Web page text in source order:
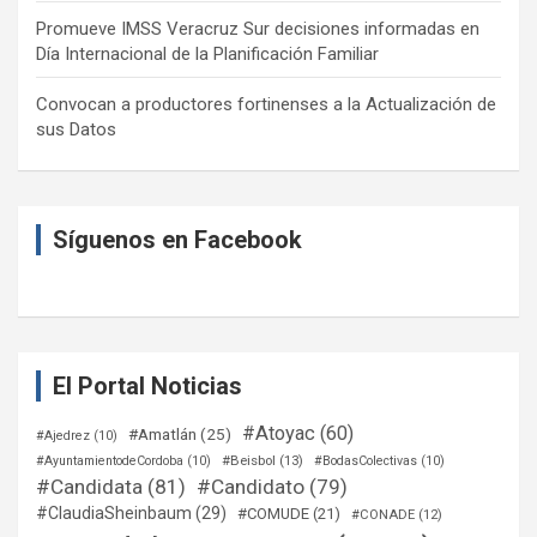
Promueve IMSS Veracruz Sur decisiones informadas en
Día Internacional de la Planificación Familiar
Convocan a productores fortinenses a la Actualización de
sus Datos
Síguenos en Facebook
El Portal Noticias
#Ajedrez (10) #Amatlán (25) #Atoyac (60)
#AyuntamientodeCordoba (10) #Beisbol (13) #BodasColectivas (10)
#Candidata (81) #Candidato (79)
#ClaudiaSheinbaum (29) #COMUDE (21) #CONADE (12)